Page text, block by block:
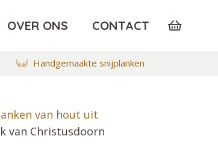
OVER ONS CONTACT
Handgemaakte snijplanken
van hout uit
van Christusdoorn